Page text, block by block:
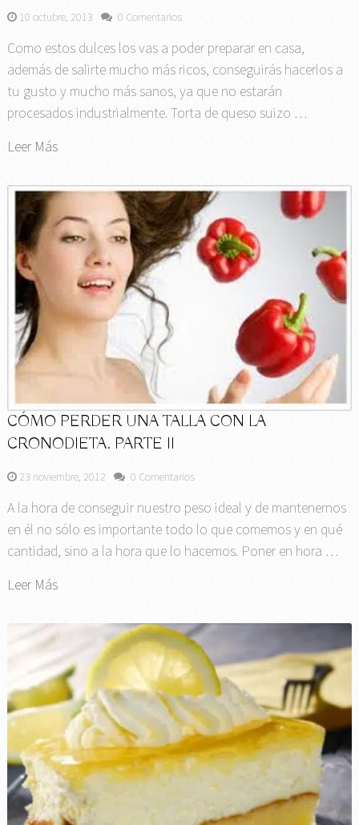
10 octubre, 2013 0 Comentarios
Como estos dulces los vas a poder preparar en casa,
además de salirte mucho más ricos, conseguirás hacerlos a
tu gusto y mucho más sanos, ya que no estarán
procesados industrialmente. Torta de queso suizo …
Leer Más
CÓMO PERDER UNA TALLA CON LA
CRONODIETA. PARTE II
23 noviembre, 2012 0 Comentarios
A la hora de conseguir nuestro peso ideal y de mantenernos
en él no sólo es importante todo lo que comemos y en qué
cantidad, sino a la hora que lo hacemos. Poner en hora …
Leer Más